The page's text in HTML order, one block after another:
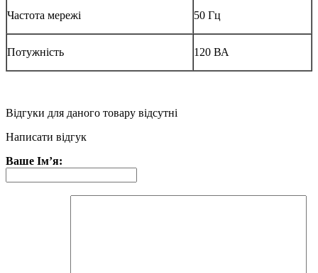
Частота мережі 50 Гц
Потужність 120 ВА
Відгуки для даного товару відсутні
Написати відгук
Ваше Ім’я: